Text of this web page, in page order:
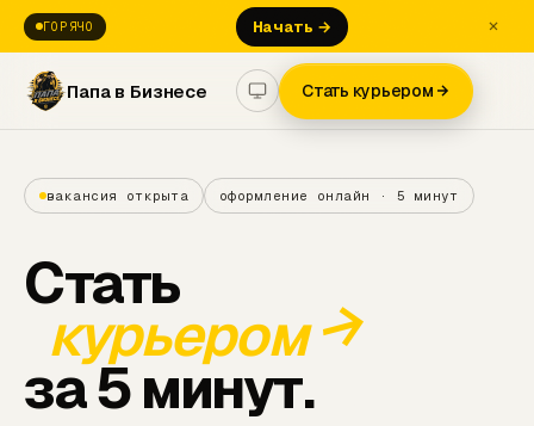
ГОРЯЧО Начать →
Папа в Бизнесе Стать курьером
вакансия открыта оформление онлайн · 5 минут
Стать
курьером→
за 5 минут.